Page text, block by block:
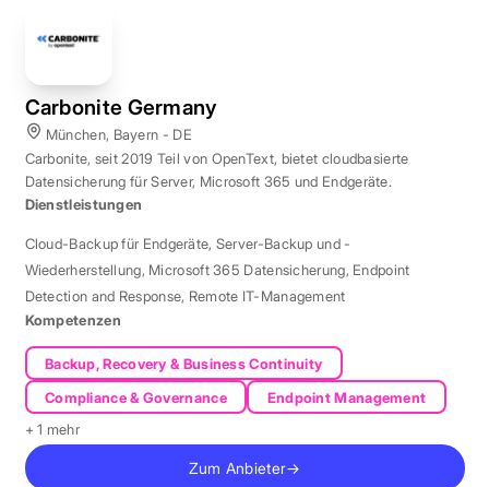
Carbonite Germany
München, Bayern - DE
Carbonite, seit 2019 Teil von OpenText, bietet cloudbasierte
Datensicherung für Server, Microsoft 365 und Endgeräte.
Dienstleistungen
Cloud-Backup für Endgeräte, Server-Backup und -
Wiederherstellung, Microsoft 365 Datensicherung, Endpoint
Detection and Response, Remote IT-Management
Kompetenzen
Backup, Recovery & Business Continuity
Compliance & Governance
Endpoint Management
+ 1 mehr
Zum Anbieter→